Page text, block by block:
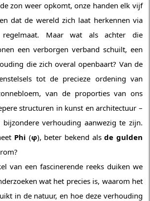
zon weer opkomt, onze handen elk vijf
dat de wereld zich laat herkennen via
regelmaat. Maar wat als achter die
een verborgen verband schuilt, een
die zich overal openbaart? Van de
tot de precieze ordening van
van de proporties van ons
structuren in kunst en architectuur –
verhouding aanwezig te zijn.
Phi (φ), beter bekend alsde gulden
van een fascinerende reeks duiken we
wat het precies is, waarom het
in de natuur, en hoe deze verhouding